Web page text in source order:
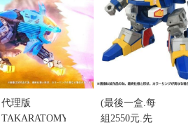
盒況)
售價:0
代理版
TAKARATOMY
(最後一盒.每
組2550元.先